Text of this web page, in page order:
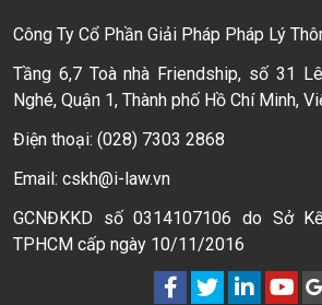
Công Ty Cổ Phần Giải Pháp Pháp Lý
Tầng 6,7 Toà nhà Friendship, số 31
Nghé, Quận 1, Thành phố Hồ Chí Minh,
Điện thoại: (028) 7303 2868
Email: cskh@i-law.vn
GCNĐKKD số 0314107106 do Sở
TPHCM cấp ngày 10/11/2016